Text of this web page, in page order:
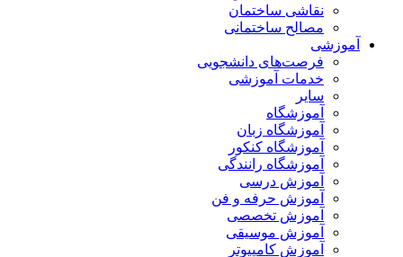
نقاشی ساختمان
مصالح ساختمانی
آموزشی
فرصت‌های دانشجویی
خدمات آموزشی
سایر
آموزشگاه
آموزشگاه زبان
آموزشگاه کنکور
آموزشگاه رانندگی
آموزش درسی
آموزش حرفه و فن
آموزش تخصصی
آموزش موسیقی
آموزش کامپیوتر